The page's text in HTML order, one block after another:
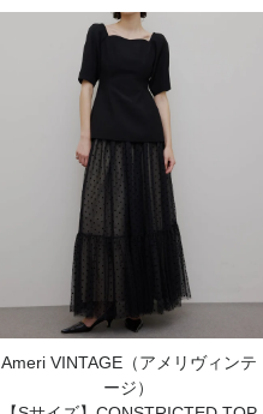
Ameri VINTAGE（アメリヴィンテ
ージ）